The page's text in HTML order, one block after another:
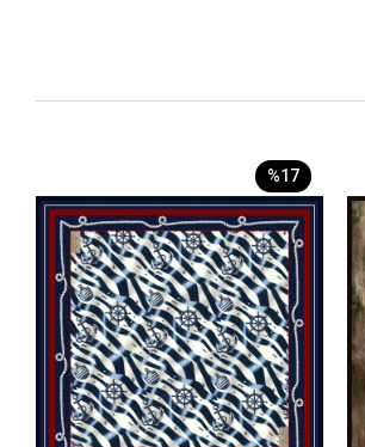
%17